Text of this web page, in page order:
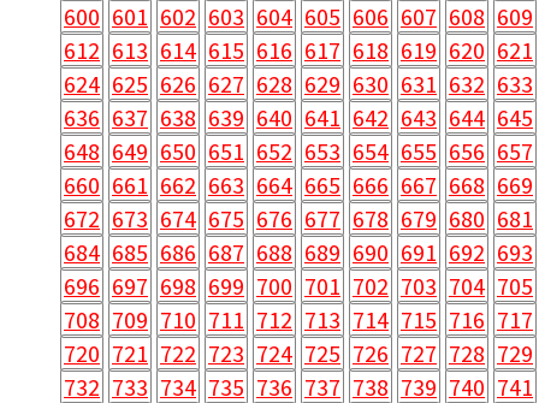
600 601 602 603 604 605 606 607 608 609
612 613 614 615 616 617 618 619 620 621
624 625 626 627 628 629 630 631 632 633
636 637 638 639 640 641 642 643 644 645
648 649 650 651 652 653 654 655 656 657
660 661 662 663 664 665 666 667 668 669
672 673 674 675 676 677 678 679 680 681
684 685 686 687 688 689 690 691 692 693
696 697 698 699 700 701 702 703 704 705
708 709 710 711 712 713 714 715 716 717
720 721 722 723 724 725 726 727 728 729
732 733 734 735 736 737 738 739 740 741